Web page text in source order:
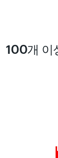
100개 이